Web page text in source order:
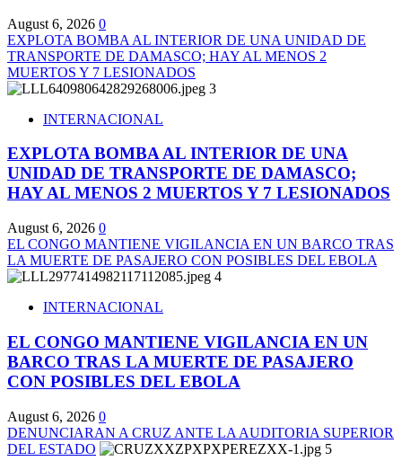
August 6, 2026 0
EXPLOTA BOMBA AL INTERIOR DE UNA UNIDAD DE
TRANSPORTE DE DAMASCO; HAY AL MENOS 2
MUERTOS Y 7 LESIONADOS
3
INTERNACIONAL
EXPLOTA BOMBA AL INTERIOR DE UNA
UNIDAD DE TRANSPORTE DE DAMASCO;
HAY AL MENOS 2 MUERTOS Y 7 LESIONADOS
August 6, 2026 0
EL CONGO MANTIENE VIGILANCIA EN UN BARCO TRAS
LA MUERTE DE PASAJERO CON POSIBLES DEL EBOLA
4
INTERNACIONAL
EL CONGO MANTIENE VIGILANCIA EN UN
BARCO TRAS LA MUERTE DE PASAJERO
CON POSIBLES DEL EBOLA
August 6, 2026 0
DENUNCIARAN A CRUZ ANTE LA AUDITORIA SUPERIOR
DEL ESTADO
5